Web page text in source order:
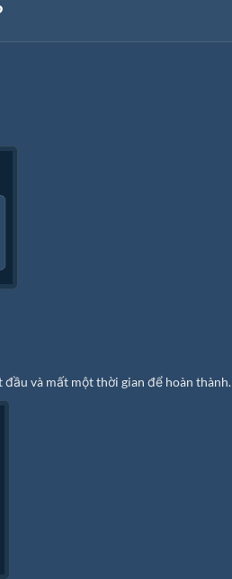
và mất một thời gian để hoàn thành.